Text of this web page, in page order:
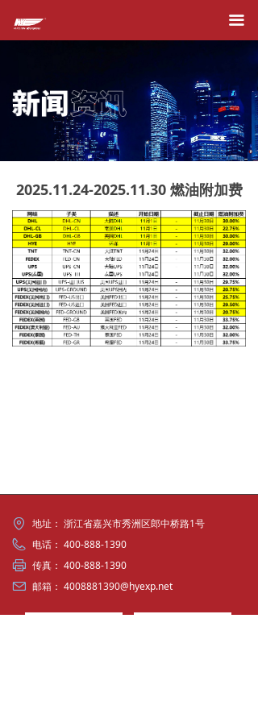
끀
首页
产品服务
在线下单
快件追踪
运价查询
附加费
新闻资讯
加入我们
合作伙伴
2025.11.24-2025.11.30 燃油附加费
地址： 浙江省嘉兴市秀洲区郎中桥路1号
电话： 400-888-1390
传真： 400-888-1390
邮箱： 4008881390@hyexp.net